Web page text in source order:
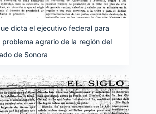
dicta el ejecutivo federal para
problema agrario de la región del
de Sonora